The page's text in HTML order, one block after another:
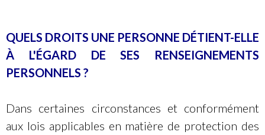
QUELS DROITS UNE PERSONNE DÉTIENT-ELLE
À L'ÉGARD DE SES RENSEIGNEMENTS
PERSONNELS ?
Dans certaines circonstances et conformément
aux lois applicables en matière de protection des